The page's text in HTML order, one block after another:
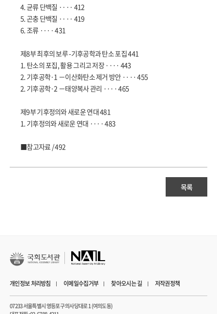
4. 균류 단백질 ···· 412
5. 곤충 단백질 ···· 419
6. 조류 ···· 431
제8부 최후의 보루 -기후공학과 탄소 포집 441
1. 탄소의 포집, 활용 그리고 저장 ···· 443
2. 기후공학·1 －이산화탄소 제거 방안 ···· 455
2. 기후공학·2 －태양복사 관리 ···· 465
제9부 기후정의와 새로운 연대 481
1. 기후정의와 새로운 연대 ···· 483
■참고자료 / 492
목록
개인정보 처리방침 이메일수집거부 찾아오시는 길 저작권정책
07233 서울특별시 영등포구 의사당대로 1 (여의도동)